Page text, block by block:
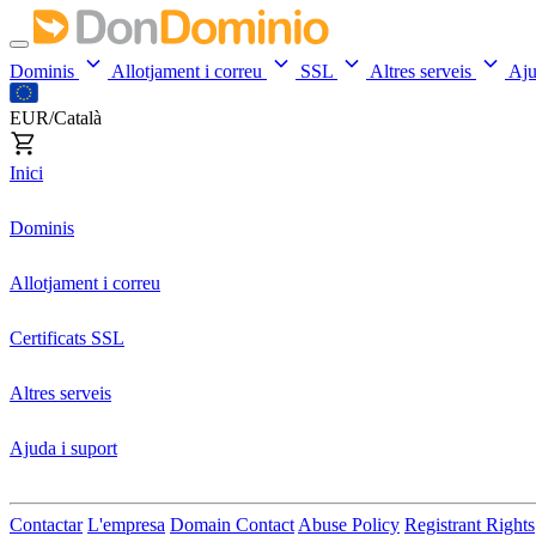
Dominis Allotjament i correu SSL Altres serveis
EUR/Català
Inici
Dominis
Allotjament i correu
Certificats SSL
Altres serveis
Ajuda i suport
Contactar L'empresa Domain Contact Abuse Policy Registrant Rights